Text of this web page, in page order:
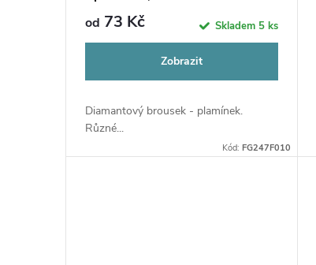
k
od 73 Kč Skladem 5 ks
Zobrazit
Diamantový brousek - plamínek.
Různé...
Kód:FG247F010